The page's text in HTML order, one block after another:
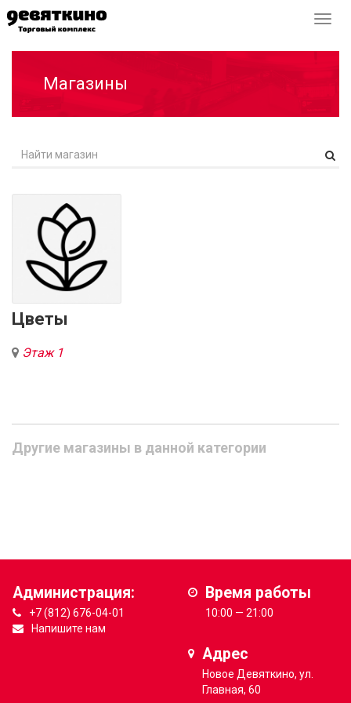
Магазины
Цветы
Этаж 1
Другие магазины в данной категории
Администрация:
+7 (812) 676-04-01
Напишите нам
Время работы
10:00 — 21:00
Адрес
Новое Девяткино, ул.
Главная, 60